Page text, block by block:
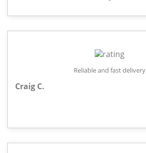
Reliable and fast delivery
Craig C.